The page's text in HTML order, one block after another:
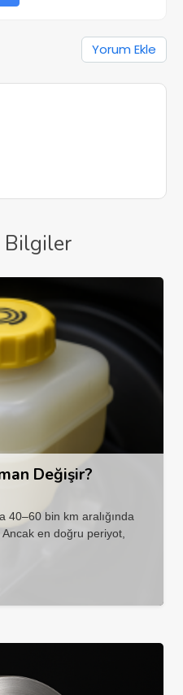
Yorum Ekle
Bilgiler
Değişir?
40–60 bin km aralığında
en doğru periyot,